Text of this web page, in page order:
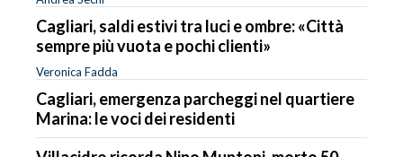
Cagliari, saldi estivi tra luci e ombre: «Città
sempre più vuota e pochi clienti»
Veronica Fadda
Cagliari, emergenza parcheggi nel quartiere
Marina: le voci dei residenti